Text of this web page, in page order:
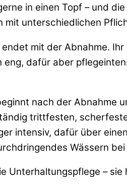
in einen Topf – und
unterschiedlichen
mit der Abnahme.
dafür aber
nach der Abnahme
trittfesten,
intensiv, dafür über
Wässern
Unterhaltungspflege –